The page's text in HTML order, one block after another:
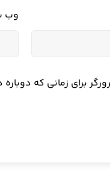
وب‌
برای زمانی که